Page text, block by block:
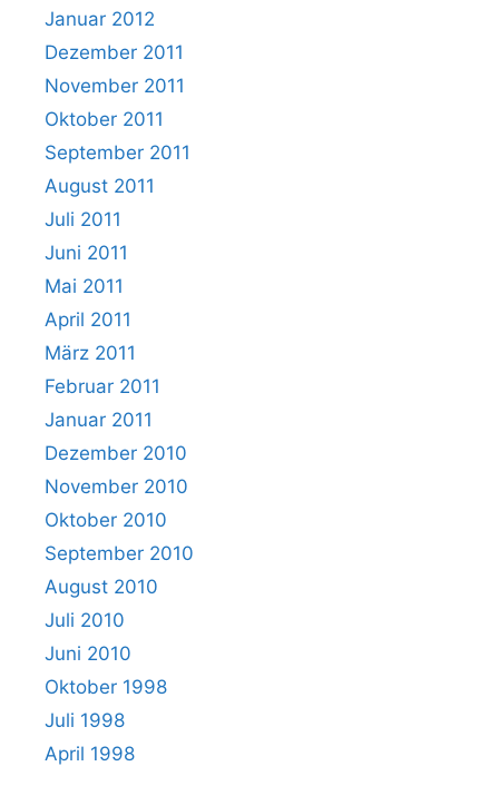
Januar 2012
Dezember 2011
November 2011
Oktober 2011
September 2011
August 2011
Juli 2011
Juni 2011
Mai 2011
April 2011
März 2011
Februar 2011
Januar 2011
Dezember 2010
November 2010
Oktober 2010
September 2010
August 2010
Juli 2010
Juni 2010
Oktober 1998
Juli 1998
April 1998